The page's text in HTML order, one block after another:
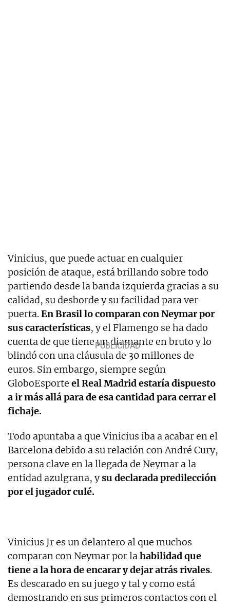
Vinicius, que puede actuar en cualquier
posición de ataque, está brillando sobre todo
partiendo desde la banda izquierda gracias a su
calidad, su desborde y su facilidad para ver
puerta.En Brasil lo comparan con Neymar por
sus características, y el Flamengo se ha dado
cuenta de que tiene un diamante en bruto y lo
blindó con una cláusula de 30 millones de
euros. Sin embargo, siempre según
GloboEsporte el Real Madrid estaría dispuesto
a ir más allá para de esa cantidad para cerrar el
fichaje.
Todo apuntaba a que Vinicius iba a acabar en el
Barcelona debido a su relación con André Cury,
persona clave en la llegada de Neymar a la
entidad azulgrana, ysu declarada predilección
por el jugador culé.
Vinicius Jr es un delantero al que muchos
comparan con Neymar por lahabilidad que
tiene a la hora de encarar y dejar atrás rivales.
Es descarado en su juego y tal y como está
demostrando en sus primeros contactos con el